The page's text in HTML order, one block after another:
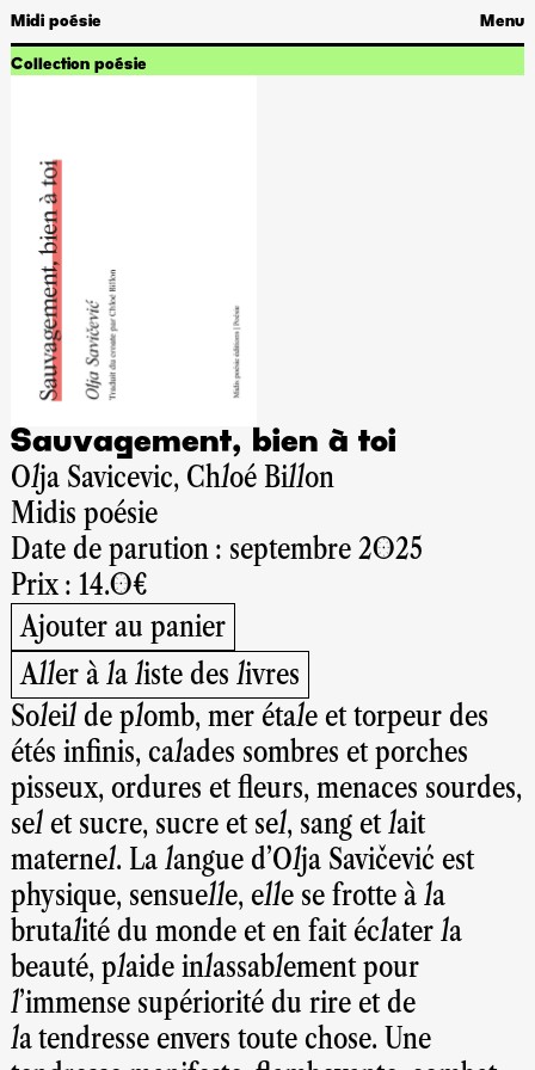
Midi poésie Menu
Collection poésie
Sauvagement, bien à toi
Olja Savicevic, Chloé Billon
Midis poésie
Date de parution : septembre 2025
Prix : 14.0€
Ajouter au panier
Aller à la liste des livres
Soleil de plomb, mer étale et torpeur des
étés infinis, calades sombres et porches
pisseux, ordures et fleurs, menaces sourdes,
sel et sucre, sucre et sel, sang et lait
maternel. La langue d’Olja Savičević est
physique, sensuelle, elle se frotte à la
brutalité du monde et en fait éclater la
beauté, plaide inlassablement pour
l’immense supériorité du rire et de
la tendresse envers toute chose. Une